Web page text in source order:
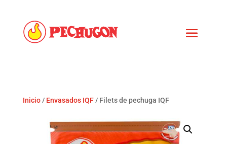
Inicio/ Envasados IQF/ Filets de pechuga IQF